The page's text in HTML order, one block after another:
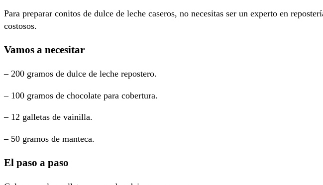
Para preparar conitos de dulce de leche caseros, no necesitas ser un experto en
costosos.
Vamos a necesitar
– 200 gramos de dulce de leche repostero.
– 100 gramos de chocolate para cobertura.
– 12 galletas de vainilla.
– 50 gramos de manteca.
El paso a paso